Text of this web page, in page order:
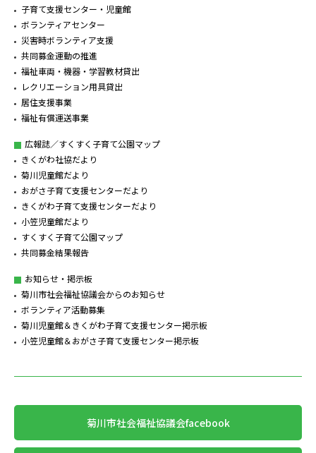
子育て支援センター・児童館
ボランティアセンター
災害時ボランティア支援
共同募金運動の推進
福祉車両・機器・学習教材貸出
レクリエーション用具貸出
居住支援事業
福祉有償運送事業
広報誌／すくすく子育て公園マップ
きくがわ社協だより
菊川児童館だより
おがさ子育て支援センターだより
きくがわ子育て支援センターだより
小笠児童館だより
すくすく子育て公園マップ
共同募金結果報告
お知らせ・掲示板
菊川市社会福祉協議会からのお知らせ
ボランティア活動募集
菊川児童館＆きくがわ子育て支援センター掲示板
小笠児童館＆おがさ子育て支援センター掲示板
菊川市社会福祉協議会facebook